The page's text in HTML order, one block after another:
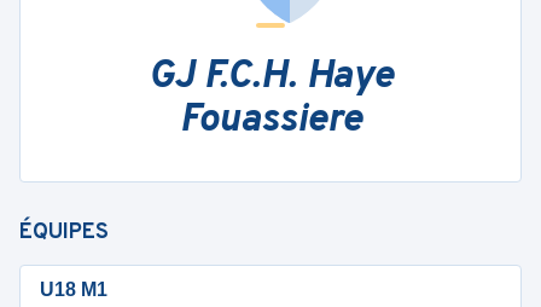
GJ F.C.H. Haye
Fouassiere
ÉQUIPES
U18 M1